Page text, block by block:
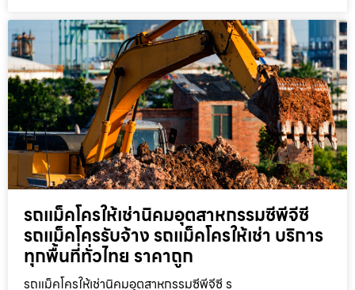
รถแม็คโครให้เช่านิคมอุตสาหกรรมซีพีจีซี
รถแม็คโครรับจ้าง รถแม็คโครให้เช่า บริการ
ทุกพื้นที่ทั่วไทย ราคาถูก
รถแม็คโครให้เช่านิคมอุตสาหกรรมซีพีจีซี ร